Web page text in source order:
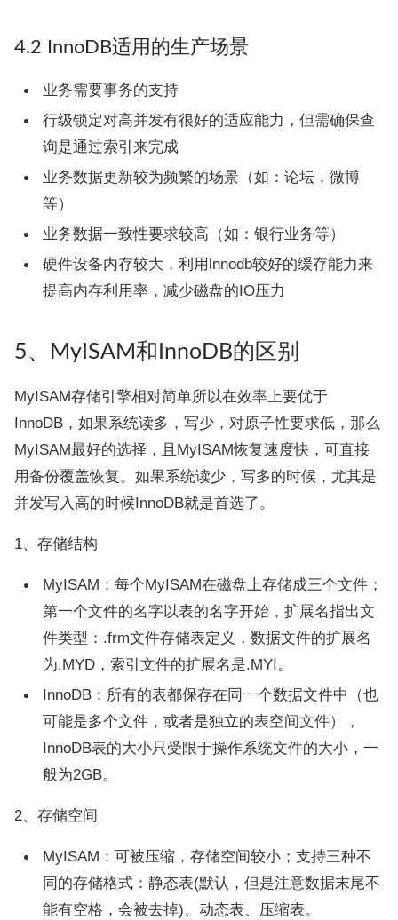
4.2 InnoDB适用的生产场景
业务需要事务的支持
行级锁定对高并发有很好的适应能力，但需确保查
询是通过索引来完成
业务数据更新较为频繁的场景（如：论坛，微博
等）
业务数据一致性要求较高（如：银行业务等）
硬件设备内存较大，利用lnnodb较好的缓存能力来
提高内存利用率，减少磁盘的IO压力
5、MyISAM和InnoDB的区别
MyISAM存储引擎相对简单所以在效率上要优于
InnoDB，如果系统读多，写少，对原子性要求低，那么
MyISAM最好的选择，且MyISAM恢复速度快，可直接
用备份覆盖恢复。如果系统读少，写多的时候，尤其是
并发写入高的时候InnoDB就是首选了。
1、存储结构
MyISAM：每个MyISAM在磁盘上存储成三个文件；
第一个文件的名字以表的名字开始，扩展名指出文
件类型：.frm文件存储表定义，数据文件的扩展名
为.MYD，索引文件的扩展名是.MYI。
InnoDB：所有的表都保存在同一个数据文件中（也
可能是多个文件，或者是独立的表空间文件），
InnoDB表的大小只受限于操作系统文件的大小，一
般为2GB。
2、存储空间
MyISAM：可被压缩，存储空间较小；支持三种不
同的存储格式：静态表(默认，但是注意数据末尾不
能有空格，会被去掉)、动态表、压缩表。